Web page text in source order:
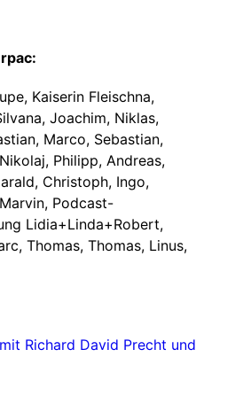
Kaiserin Fleischna,
Joachim, Niklas,
Marco, Sebastian,
Philipp, Andreas,
Christoph, Ingo,
Podcast-
Lidia+Linda+Robert,
Thomas, Thomas, Linus,
Richard David Precht und